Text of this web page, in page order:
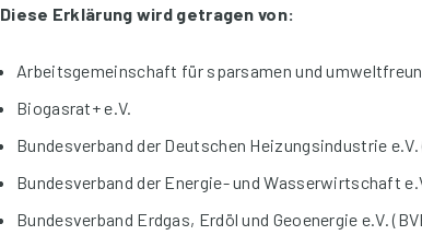
Diese Erklärung wird getragen von:
Arbeitsgemeinschaft für sparsamen und
Biogasrat+ e.V.
Bundesverband der Deutschen Heizungsindustrie e.V.
Bundesverband der Energie- und Wasserwirtschaft
Bundesverband Erdgas, Erdöl und Geoenergie e.V.